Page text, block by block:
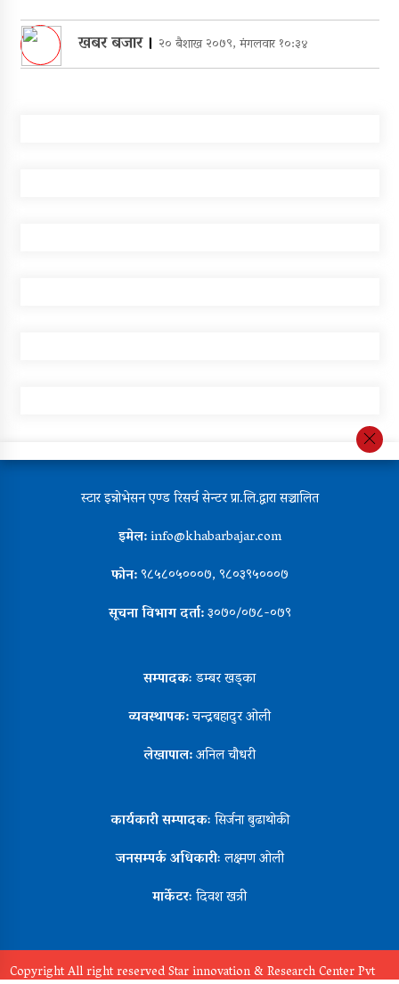
खबर बजार। २० बैशाख २०७९, मंगलवार १०:३४
स्टार इन्नोभेसन एण्ड रिसर्च सेन्टर प्रा.लि.द्वारा सञ्चालित
इमेल:info@khabarbajar.com
फोन:९८५८०५०००७, ९८०३९५०००७
सूचना विभाग दर्ता:३०७०/०७८-०७९
सम्पादकःडम्बर खड्का
व्यवस्थापक:चन्द्रबहादुर ओली
लेखापाल:अनिल चौधरी
कार्यकारी सम्पादकःसिर्जना बुढाथोकी
जनसम्पर्क अधिकारीःलक्ष्मण ओली
मार्केटरःदिवश खत्री
Copyright All right reserved Star innovation & Research Center Pvt